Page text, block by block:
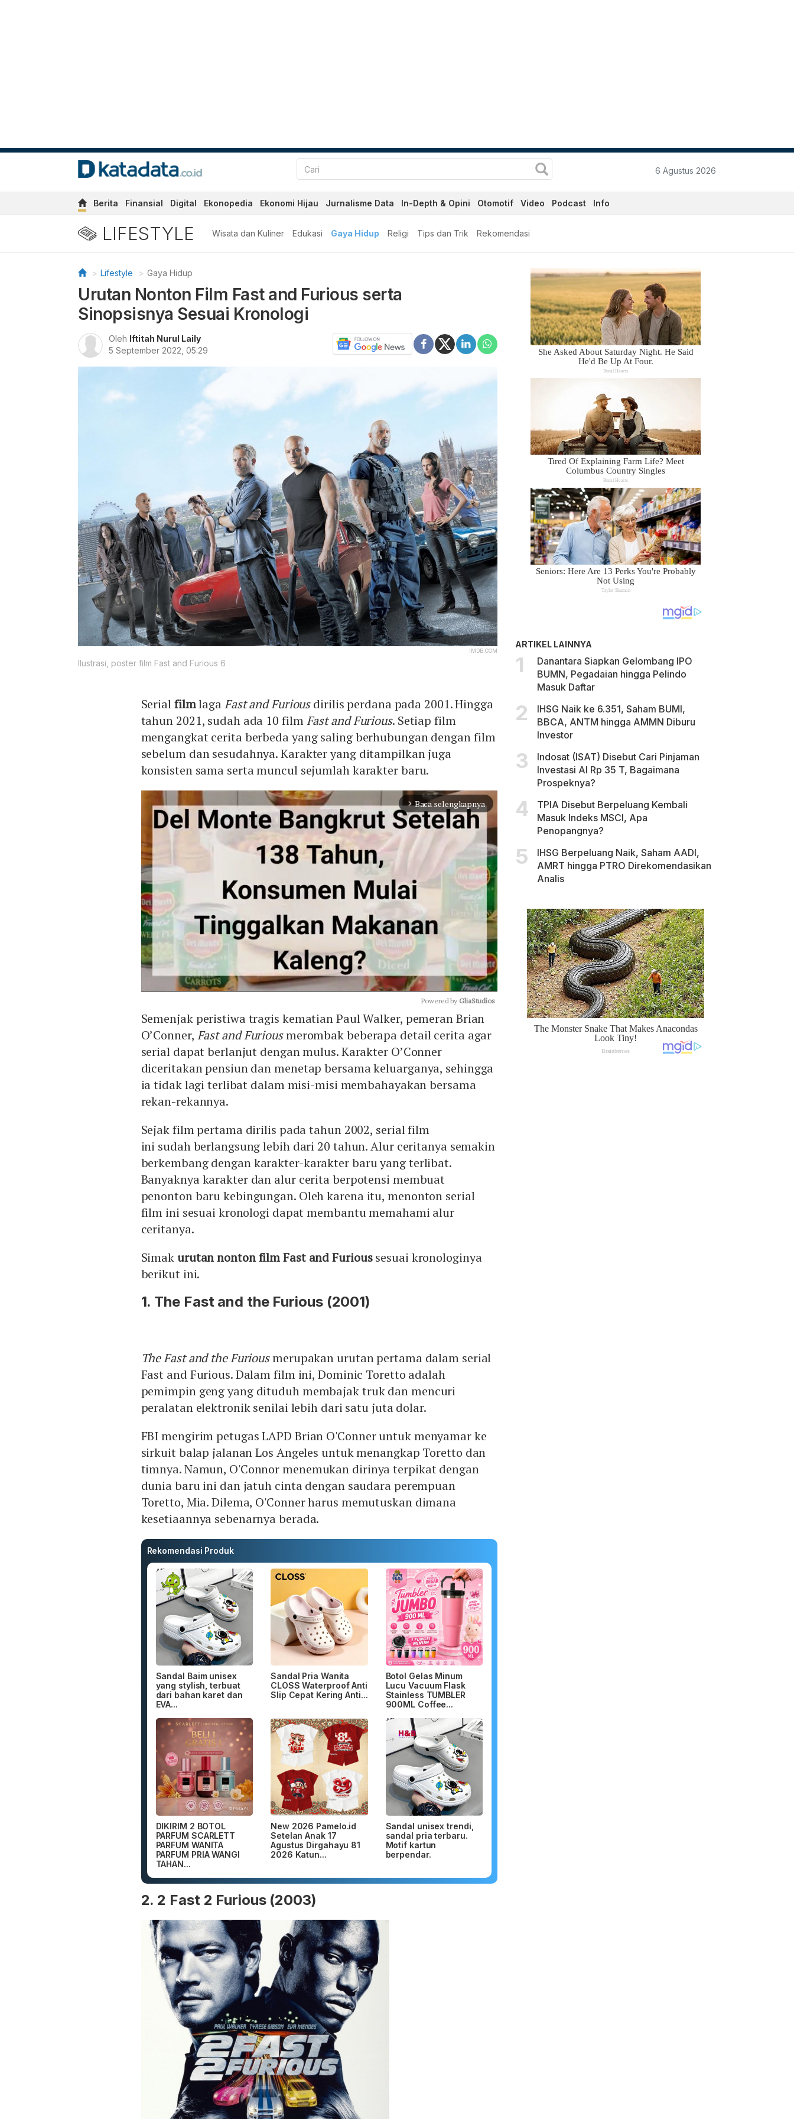
6 Agustus 2026
Berita Finansial Digital Ekonopedia Ekonomi Hijau Jurnalisme Data In-Depth & Opini Otomotif Video Podcast Info
LIFESTYLE Wisata dan Kuliner Edukasi Gaya Hidup Religi Tips dan Trik Rekomendasi
Lifestyle Gaya Hidup
Urutan Nonton Film Fast and Furious serta
Sinopsisnya Sesuai Kronologi
Oleh Iftitah Nurul Laily
5 September 2022, 05:29
IMDB.COM
Ilustrasi, poster film Fast and Furious 6
SerialfilmlagaFast and Furiousdirilis perdana pada 2001. Hingga
tahun 2021, sudah ada 10 filmFast and Furious. Setiap film
mengangkat cerita berbeda yang saling berhubungan dengan film
sebelum dan sesudahnya. Karakter yang ditampilkan juga
konsisten sama serta muncul sejumlah karakter baru.
arrow_forward_ios Baca selengkapnya
Mute
Powered by GliaStudios
Semenjak peristiwa tragis kematian Paul Walker, pemeran Brian
O’Conner, Fast and Furiousmerombak beberapa detail cerita agar
serial dapat berlanjut dengan mulus. Karakter O’Conner
diceritakan pensiun dan menetap bersama keluarganya, sehingga
ia tidak lagi terlibat dalam misi-misi membahayakan bersama
rekan-rekannya.
Sejak film pertama dirilis pada tahun 2002, serial film
ini sudah berlangsung lebih dari 20 tahun. Alur ceritanya semakin
berkembang dengan karakter-karakter baru yang terlibat.
Banyaknya karakter dan alur cerita berpotensi membuat
penonton baru kebingungan. Oleh karena itu, menonton serial
film ini sesuai kronologi dapat membantu memahami alur
ceritanya.
Simakurutan nonton film Fast and Furioussesuai kronologinya
berikut ini.
1. The Fast and the Furious (2001)
The Fast and the Furiousmerupakan urutan pertama dalam serial
Fast and Furious. Dalam film ini, Dominic Toretto adalah
pemimpin geng yang dituduh membajak truk dan mencuri
peralatan elektronik senilai lebih dari satu juta dolar.
FBI mengirim petugas LAPD Brian O'Conner untuk menyamar ke
sirkuit balap jalanan Los Angeles untuk menangkap Toretto dan
timnya. Namun, O'Connor menemukan dirinya terpikat dengan
dunia baru ini dan jatuh cinta dengan saudara perempuan
Toretto, Mia. Dilema, O'Conner harus memutuskan dimana
kesetiaannya sebenarnya berada.
Rekomendasi Produk
Sandal Baim unisex
yang stylish, terbuat
dari bahan karet dan
EVA...
Sandal Pria Wanita
CLOSS Waterproof Anti
Slip Cepat Kering Anti...
Botol Gelas Minum
Lucu Vacuum Flask
Stainless TUMBLER
900ML Coffee...
DIKIRIM 2 BOTOL
PARFUM SCARLETT
PARFUM WANITA
PARFUM PRIA WANGI
TAHAN...
New 2026 Pamelo.id
Setelan Anak 17
Agustus Dirgahayu 81
2026 Katun...
Sandal unisex trendi,
sandal pria terbaru.
Motif kartun
berpendar.
2. 2 Fast 2 Furious (2003)
ARTIKEL LAINNYA
Danantara Siapkan Gelombang IPO
BUMN, Pegadaian hingga Pelindo
Masuk Daftar
IHSG Naik ke 6.351, Saham BUMI,
BBCA, ANTM hingga AMMN Diburu
Investor
Indosat (ISAT) Disebut Cari Pinjaman
Investasi AI Rp 35 T, Bagaimana
Prospeknya?
TPIA Disebut Berpeluang Kembali
Masuk Indeks MSCI, Apa
Penopangnya?
IHSG Berpeluang Naik, Saham AADI,
AMRT hingga PTRO Direkomendasikan
Analis